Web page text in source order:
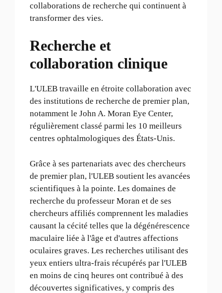
collaborations de recherche qui continuent à
transformer des vies.
Recherche et
collaboration clinique
L'ULEB travaille en étroite collaboration avec
des institutions de recherche de premier plan,
notamment le John A. Moran Eye Center,
régulièrement classé parmi les 10 meilleurs
centres ophtalmologiques des États-Unis.
Grâce à ses partenariats avec des chercheurs
de premier plan, l'ULEB soutient les avancées
scientifiques à la pointe. Les domaines de
recherche du professeur Moran et de ses
chercheurs affiliés comprennent les maladies
causant la cécité telles que la dégénérescence
maculaire liée à l'âge et d'autres affections
oculaires graves. Les recherches utilisant des
yeux entiers ultra-frais récupérés par l'ULEB
en moins de cinq heures ont contribué à des
découvertes significatives, y compris des